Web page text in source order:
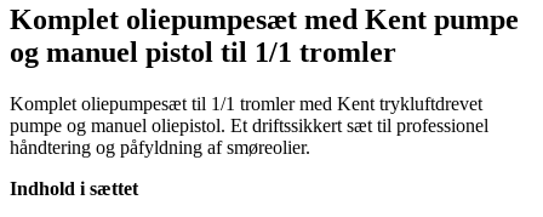
Komplet oliepumpesæt med Kent pumpe
og manuel pistol til 1/1 tromler
Komplet oliepumpesæt til 1/1 tromler med Kent trykluftdrevet
pumpe og manuel oliepistol. Et driftssikkert sæt til professionel
håndtering og påfyldning af smøreolier.
Indhold i sættet